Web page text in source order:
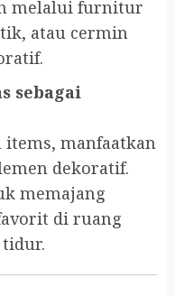
melalui furnitur
atau cermin
sebagai
manfaatkan
dekoratif.
memajang
di ruang